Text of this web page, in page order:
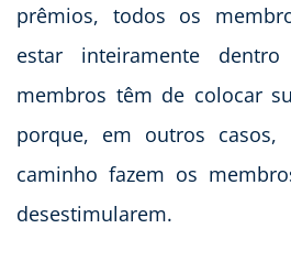
prêmios, todos os
estar inteiramente
membros têm de colocar
porque, em outros casos,
caminho fazem os
desestimularem.